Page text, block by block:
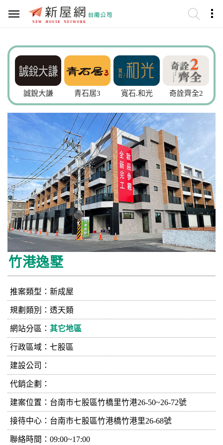
誠銳大謙 青石居3 寬石.和光 奇詮齊全2 巴黎上
竹港逸墅
推案類型：新成屋
規劃類別：透天類
網站分區： 其它地區
行政區域：七股區
建設公司：
代銷企劃：
建案位置：台南市七股區竹橋里竹港26-50~26-72號
接待中心：台南市七股區竹港橋竹港里26-68號
聯絡時間：09:00~17:00